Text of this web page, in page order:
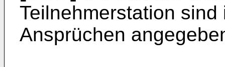
Teilnehmerstation
Ansprüchen